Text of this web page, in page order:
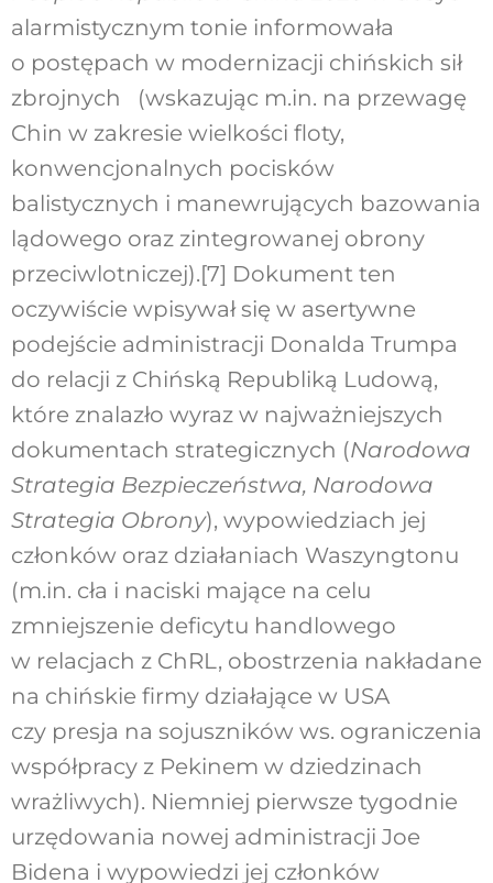
alarmistycznym tonie informowała
o postępach w modernizacji chińskich sił
zbrojnych (wskazując m.in. na przewagę
Chin w zakresie wielkości floty,
konwencjonalnych pocisków
balistycznych i manewrujących bazowania
lądowego oraz zintegrowanej obrony
przeciwlotniczej).[7] Dokument ten
oczywiście wpisywał się w asertywne
podejście administracji Donalda Trumpa
do relacji z Chińską Republiką Ludową,
które znalazło wyraz w najważniejszych
dokumentach strategicznych (Narodowa
Strategia Bezpieczeństwa, Narodowa
Strategia Obrony), wypowiedziach jej
członków oraz działaniach Waszyngtonu
(m.in. cła i naciski mające na celu
zmniejszenie deficytu handlowego
w relacjach z ChRL, obostrzenia nakładane
na chińskie firmy działające w USA
czy presja na sojuszników ws. ograniczenia
współpracy z Pekinem w dziedzinach
wrażliwych). Niemniej pierwsze tygodnie
urzędowania nowej administracji Joe
Bidena i wypowiedzi jej członków